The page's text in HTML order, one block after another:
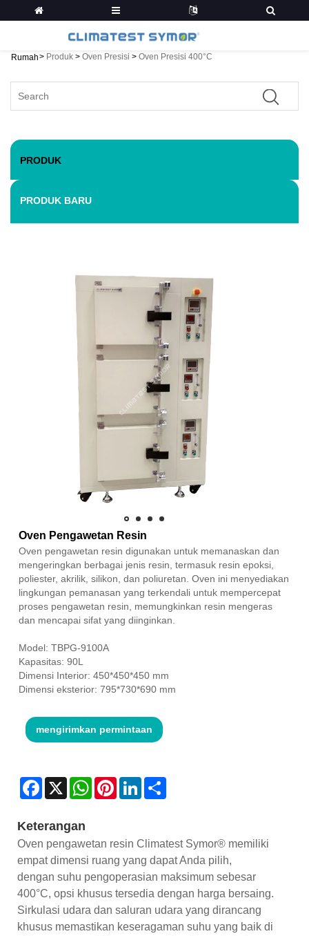
Rumah> Produk > Oven Presisi > Oven Presisi 400°C
PRODUK
PRODUK BARU
Oven Pengawetan Resin
Oven pengawetan resin digunakan untuk memanaskan dan
mengeringkan berbagai jenis resin, termasuk resin epoksi,
poliester, akrilik, silikon, dan poliuretan. Oven ini menyediakan
lingkungan pemanasan yang terkendali untuk mempercepat
proses pengawetan resin, memungkinkan resin mengeras
dan mencapai sifat yang diinginkan.
Model: TBPG-9100A
Kapasitas: 90L
Dimensi Interior: 450*450*450 mm
Dimensi eksterior: 795*730*690 mm
mengirimkan permintaan
Facebook
X WhatsAppPinterestLinkedIn
Keterangan
Oven pengawetan resin Climatest Symor® memiliki
empat dimensi ruang yang dapat Anda pilih,
dengan suhu pengoperasian maksimum sebesar
400°C, opsi khusus tersedia dengan harga bersaing.
Sirkulasi udara dan saluran udara yang dirancang
khusus memastikan keseragaman suhu yang baik di